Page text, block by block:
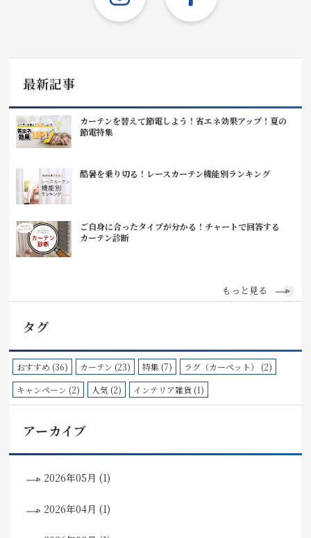
最新記事
カーテンを替えて節電しよう！省エネ効果アップ！夏の
節電特集
酷暑を乗り切る！レースカーテン機能別ランキング
ご自身に合ったタイプが分かる！チャートで回答する
カーテン診断
もっと見る
タグ
おすすめ (36) カーテン (23) 特集 (7)
ラグ（カーペット） (2)
キャンペーン (2)
人気 (2) インテリア雑貨 (1)
アーカイブ
2026年05月 (1)
2026年04月 (1)